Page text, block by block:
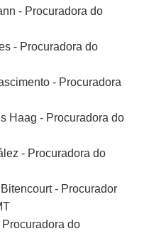
- Procuradora do
- Procuradora do
- Procuradora
Haag - Procuradora do
- Procuradora do
- Procurador
do